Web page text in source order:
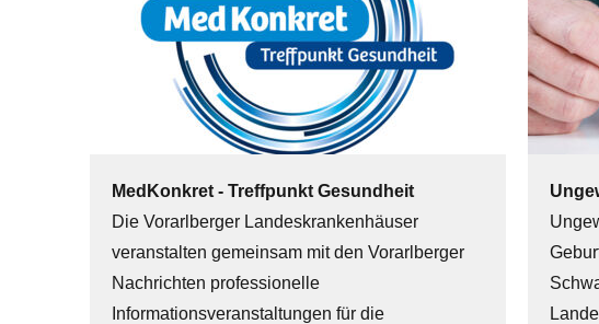
MedKonkret - Treffpunkt Gesundheit
Die Vorarlberger Landeskrankenhäuser
veranstalten gemeinsam mit den Vorarlberger
Nachrichten professionelle
Informationsveranstaltungen für die